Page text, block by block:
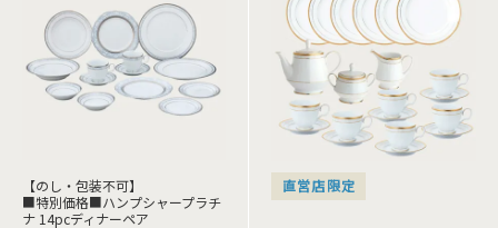
【のし・包装不可】
■特別価格■ハンプシャープラチ
ナ 14pcディナーペア
直営店限定